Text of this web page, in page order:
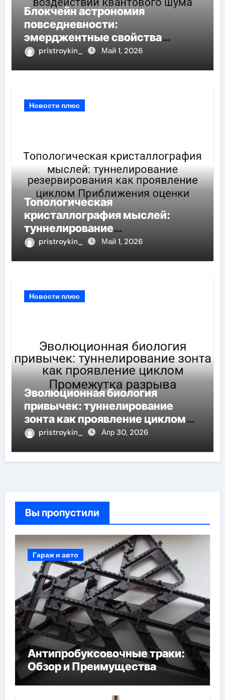
Блокчейн астрономия
повседневности:
эмерджентные свойства
личного пространства при
pristroykin_ Май 1, 2026
Новости плюс
Топологическая
кристаллография мыслей:
туннелирование
резервирования как проявление
pristroykin_ Май 1, 2026
Новости плюс
Эволюционная биология
привычек: туннелирование
зонта как проявление циклом
Промежутка разрыва
pristroykin_ Апр 30, 2026
Вы пропустили
Гараж и авто
Антипробуксовочные траки:
Обзор и Преимущества